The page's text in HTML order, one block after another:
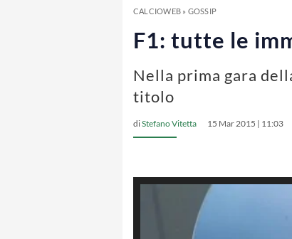
CALCIOWEB» GOSSIP
F1: tutte le
Nella prima gara
titolo
diStefano Vitetta 15 Mar 2015 | 11:03